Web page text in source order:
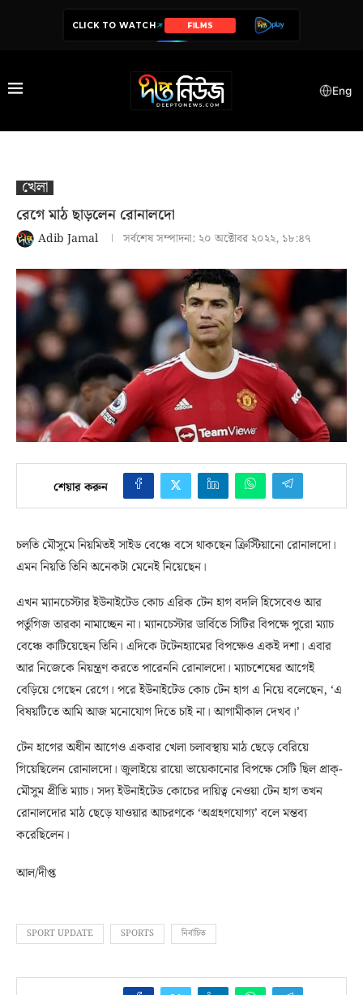
CLICK TO WATCH SERIES
Eng
খেলা
রেগে মাঠ ছাড়লেন রোনালদো
Adib Jamal সর্বশেষ সম্পাদনা: ২০ অক্টোবর ২০২২, ১৮:৪৭
শেয়ার করুন
চলতি মৌসুমে নিয়মিতই সাইড বেঞ্চে বসে থাকছেন ক্রিস্টিয়ানো রোনালদো।
এমন নিয়তি তিনি অনেকটা মেনেই নিয়েছেন।
এখন ম্যানচেস্টার ইউনাইটেড কোচ এরিক টেন হাগ বদলি হিসেবেও আর
পর্তুগিজ তারকা নামাচ্ছেন না। ম্যানচেস্টার ডার্বিতে সিটির বিপক্ষে পুরো ম্যাচ
বেঞ্চে কাটিয়েছেন তিনি। এদিকে টটেনহ্যামের বিপক্ষেও একই দশা। এবার
আর নিজেকে নিয়ন্ত্রণ করতে পারেননি রোনালদো। ম্যাচশেষের আগেই
বেড়িয়ে গেছেন রেগে। পরে ইউনাইটেড কোচ টেন হাগ এ নিয়ে বলেছেন, ‘এ
বিষয়টিতে আমি আজ মনোযোগ দিতে চাই না। আগামীকাল দেখব।’
টেন হাগের অধীন আগেও একবার খেলা চলাবস্থায় মাঠ ছেড়ে বেরিয়ে
গিয়েছিলেন রোনালদো। জুলাইয়ে রায়ো ভায়েকানোর বিপক্ষে সেটি ছিল প্রাক্‌-
মৌসুম প্রীতি ম্যাচ। সদ্য ইউনাইটেড কোচের দায়িত্ব নেওয়া টেন হাগ তখন
রোনালদোর মাঠ ছেড়ে যাওয়ার আচরণকে ‘অগ্রহণযোগ্য’ বলে মন্তব্য
করেছিলেন।
আল/দীপ্ত
SPORT UPDATE SPORTS নির্বাচিত